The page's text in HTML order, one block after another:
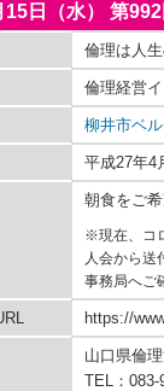
15日（水） 第
倫理は人
倫理経営
柳井市ベ
平成27年4
朝食をご
※現在、コ
人会から送
事務局へご
https://
山口県倫
TEL：